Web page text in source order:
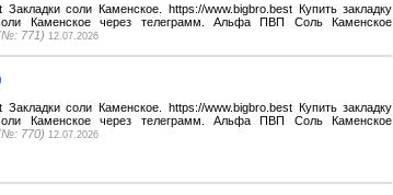
Закладки соли Каменское. https://www.bigbro.best Купить закладку
Каменское через телеграмм. Альфа ПВП Соль Каменское
771) 12.07.2026
Закладки соли Каменское. https://www.bigbro.best Купить закладку
Каменское через телеграмм. Альфа ПВП Соль Каменское
770) 12.07.2026